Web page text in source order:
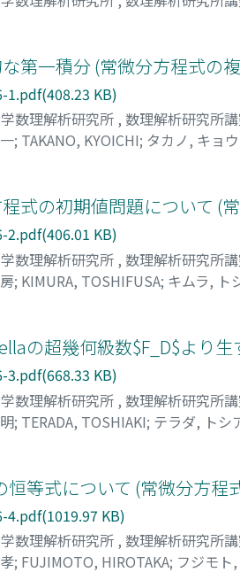
第一積分 (常微分方程式の
1.pdf(408.23 KB)
数理解析研究所 , 数理解析研究所
; TAKANO, KYOICHI; タカノ, キョ
式の初期値問題について (
2.pdf(406.01 KB)
数理解析研究所 , 数理解析研究所
; KIMURA, TOSHIFUSA; キムラ, ト
の超幾何級数$F_D$より
3.pdf(668.33 KB)
数理解析研究所 , 数理解析研究所
; TERADA, TOSHIAKI; テラダ, トシ
恒等式について (常微分方程
4.pdf(1019.97 KB)
数理解析研究所 , 数理解析研究所
; FUJIMOTO, HIROTAKA; フジモト